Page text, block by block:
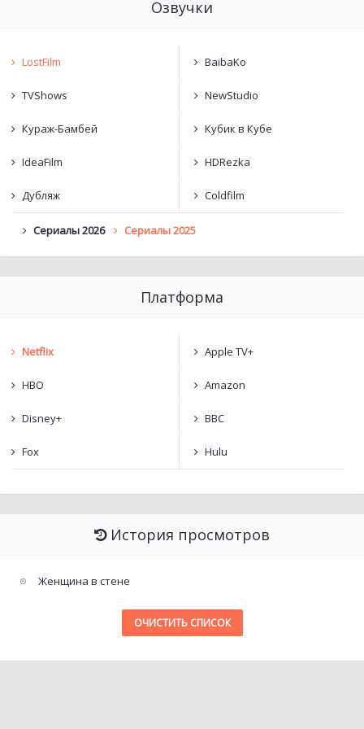
Озвучки
LostFilm BaibaKo
TVShows NewStudio
Кураж-Бамбей Кубик в Кубе
IdeaFilm HDRezka
Дубляж Coldfilm
Сериалы 2026 Сериалы 2025
Платформа
Netflix Apple TV+
HBO Amazon
Disney+ BBC
Fox Hulu
История просмотров
Женщина в стене
ОЧИСТИТЬ СПИСОК